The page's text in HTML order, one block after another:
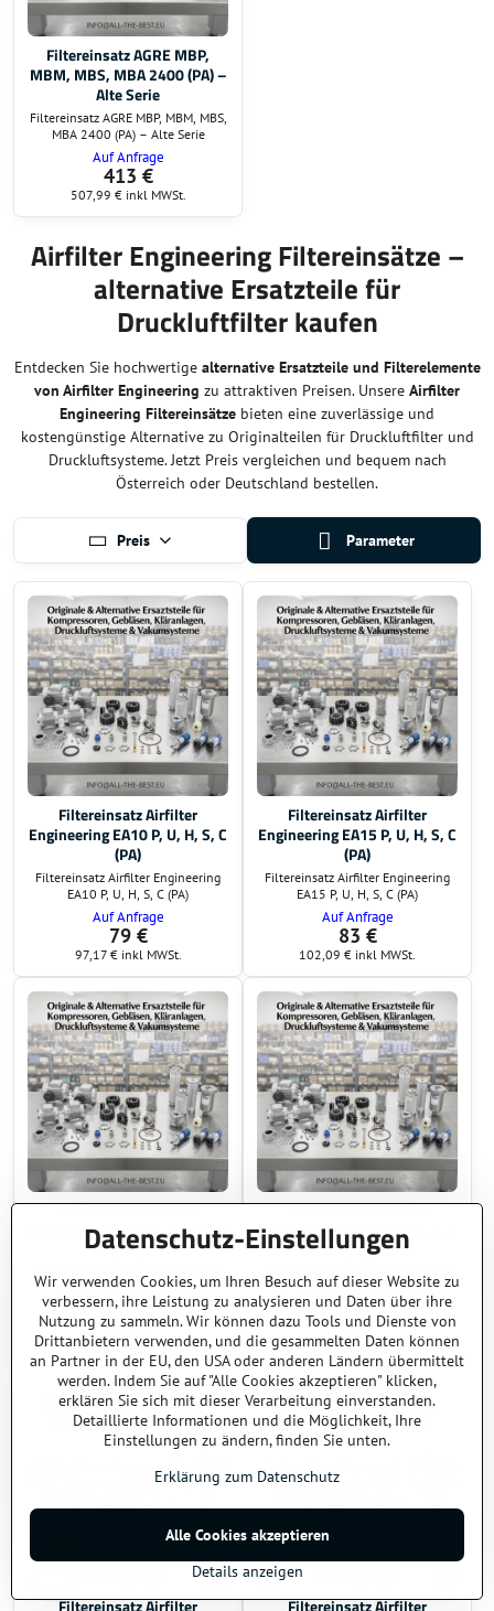
Filtereinsatz AGRE MBP,
MBM, MBS, MBA 2400 (PA) –
Alte Serie
Filtereinsatz AGRE MBP, MBM, MBS,
MBA 2400 (PA) – Alte Serie
Auf Anfrage
413 €
507,99 € inkl MWSt.
Airfilter Engineering Filtereinsätze –
alternative Ersatzteile für
Druckluftfilter kaufen
Entdecken Sie hochwertige alternative Ersatzteile und Filterelemente
von Airfilter Engineering zu attraktiven Preisen. Unsere Airfilter
Engineering Filtereinsätze bieten eine zuverlässige und
kostengünstige Alternative zu Originalteilen für Druckluftfilter und
Druckluftsysteme. Jetzt Preis vergleichen und bequem nach
Österreich oder Deutschland bestellen.
Preis Parameter
Filtereinsatz Airfilter
Engineering EA10 P, U, H, S, C
(PA)
Filtereinsatz Airfilter Engineering
EA10 P, U, H, S, C (PA)
Auf Anfrage
79 €
97,17 € inkl MWSt.
Filtereinsatz Airfilter
Engineering EA15 P, U, H, S, C
(PA)
Filtereinsatz Airfilter Engineering
EA15 P, U, H, S, C (PA)
Auf Anfrage
83 €
102,09 € inkl MWSt.
Filtereinsatz Airfilter
Engineering EA20 P, U, H, S, C
(PA)
Filtereinsatz Airfilter Engineering
EA20 P, U, H, S, C (PA)
Auf Anfrage
88 €
108,24 €inkl MWSt.
Filtereinsatz Airfilter
Engineering EA30 P, U, H, S, C
(PA)
Filtereinsatz Airfilter Engineering
EA30 P, U, H, S, C (PA)
Auf Anfrage
97 €
119,31 €inkl MWSt.
Filtereinsatz Airfilter Filtereinsatz Airfilter
Datenschutz-Einstellungen
Wir verwenden Cookies, um Ihren Besuch auf dieser Website zu
verbessern, ihre Leistung zu analysieren und Daten über ihre
Nutzung zu sammeln. Wir können dazu Tools und Dienste von
Drittanbietern verwenden, und die gesammelten Daten können
an Partner in der EU, den USA oder anderen Ländern übermittelt
werden. Indem Sie auf "Alle Cookies akzeptieren" klicken,
erklären Sie sich mit dieser Verarbeitung einverstanden.
Detaillierte Informationen und die Möglichkeit, Ihre
Einstellungen zu ändern, finden Sie unten.
Erklärung zum Datenschutz
Details anzeigen
Alle Cookies akzeptieren